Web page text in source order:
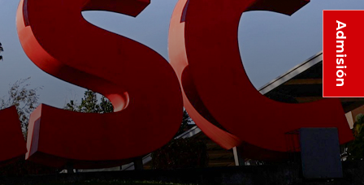
Admisión